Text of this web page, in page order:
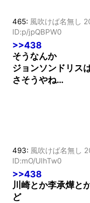
465: 風吹けば名無し
ID:p/jpQBPW0
>>438
そうなんか
ジョンソンドリス
さそうやね…
493: 風吹けば名無し
ID:mO/UlhTw0
>>438
川崎とか李承燁と
ど